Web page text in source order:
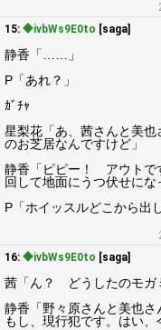
15: ◆ivbWs9E0to [saga]
静香「……」
P「あれ？」
ｶﾞﾁｬ
星梨花「あ、茜さんと美
のお芝居なんですけど」
静香「ピピー！ アウトで
回して地面にうつ伏せにな
P「ホイッスルどこから出
16: ◆ivbWs9E0to [saga]
茜「ん？ どうしたのモガ
静香「野々原さんと美也
もし、現行犯です。はい、